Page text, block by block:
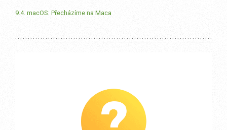
9.4. macOS: Přecházíme na Maca